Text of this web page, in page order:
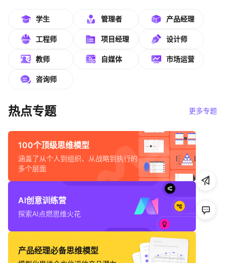
帮助中心
知识分享社区
学生 管理者 产品经理
工程师 项目经理 设计师
教师 自媒体 市场运营
咨询师
热点专题 更多专题
100个顶级思维模型
涵盖了从个人到组织、从战略到执行的
多个层面
AI创意训练营
探索AI点燃思维火花
产品经理必备思维模型